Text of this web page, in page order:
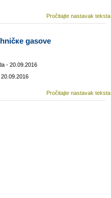
Pročitajte nastavak teksta
gаsоvе
- 20.09.2016
Pročitajte nastavak teksta